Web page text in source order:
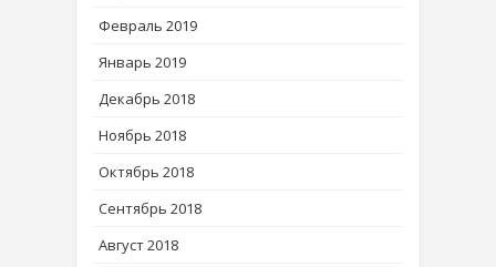
Февраль 2019
Январь 2019
Декабрь 2018
Ноябрь 2018
Октябрь 2018
Сентябрь 2018
Август 2018